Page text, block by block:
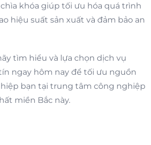
khóa giúp tối ưu hóa quá trình
hiệu suất sản xuất và đảm bảo an
tìm hiểu và lựa chọn dịch vụ
ngay hôm nay để tối ưu nguồn
bạn tại trung tâm công nghiệp
miền Bắc này.